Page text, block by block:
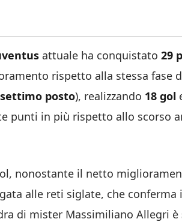
attuale ha conquistato 29
rispetto alla stessa fase
settimo posto), realizzando 18 gol
punti in più rispetto allo scorso
nonostante il netto
alle reti siglate, che conferma
di mister Massimiliano Allegri è